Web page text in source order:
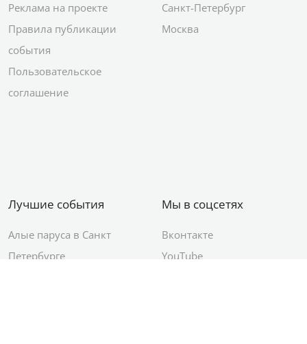
Реклама на проекте
Правила публикации
события
Пользовательское
соглашение
Санкт-Петербург
Москва
Лучшие события
Алые паруса в Санкт
Петербурге
Мы в соцсетях
Вконтакте
YouTube